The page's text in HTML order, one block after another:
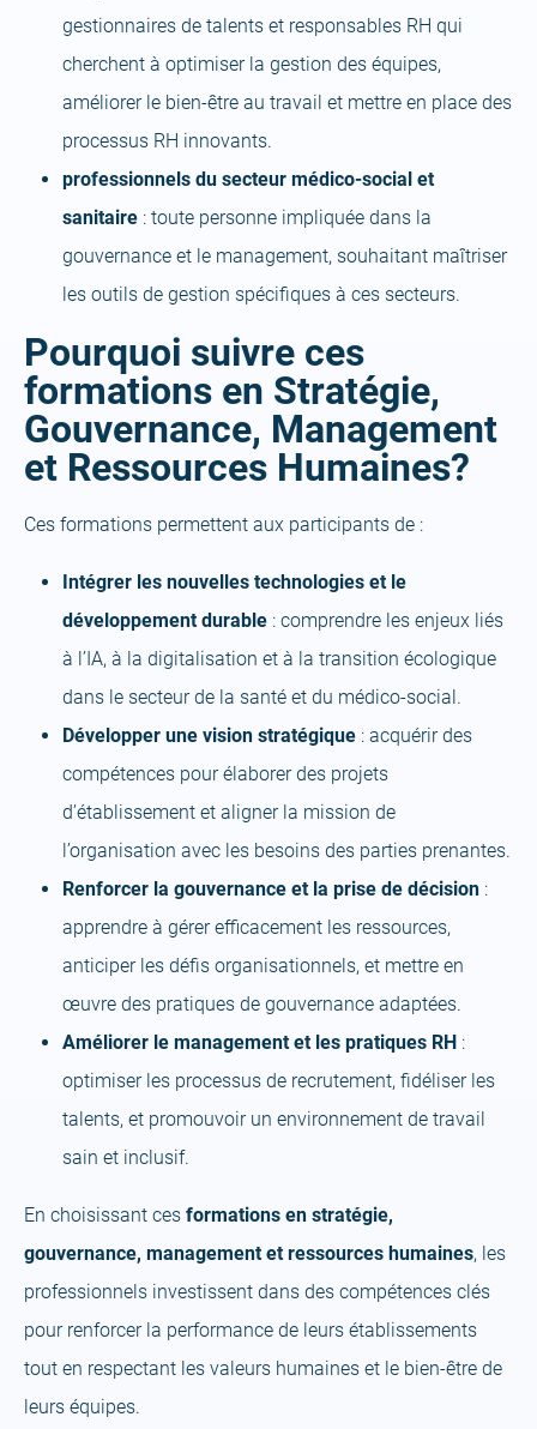
gestionnaires de talents et responsables RH qui
cherchent à optimiser la gestion des équipes,
améliorer le bien-être au travail et mettre en place des
processus RH innovants.
professionnels du secteur médico-social et
sanitaire : toute personne impliquée dans la
gouvernance et le management, souhaitant maîtriser
les outils de gestion spécifiques à ces secteurs.
Pourquoi suivre ces
formations en Stratégie,
Gouvernance, Management
et Ressources Humaines?
Ces formations permettent aux participants de :
Intégrer les nouvelles technologies et le
développement durable : comprendre les enjeux liés
à l’IA, à la digitalisation et à la transition écologique
dans le secteur de la santé et du médico-social.
Développer une vision stratégique : acquérir des
compétences pour élaborer des projets
d’établissement et aligner la mission de
l’organisation avec les besoins des parties prenantes.
Renforcer la gouvernance et la prise de décision :
apprendre à gérer efficacement les ressources,
anticiper les défis organisationnels, et mettre en
œuvre des pratiques de gouvernance adaptées.
Améliorer le management et les pratiques RH :
optimiser les processus de recrutement, fidéliser les
talents, et promouvoir un environnement de travail
sain et inclusif.
En choisissant ces formations en stratégie,
gouvernance, management et ressources humaines, les
professionnels investissent dans des compétences clés
pour renforcer la performance de leurs établissements
tout en respectant les valeurs humaines et le bien-être de
leurs équipes.